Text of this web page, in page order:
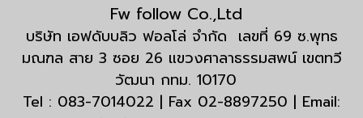
Fw follow Co.,Ltd
บริษัท เอฟดับบลิว ฟอลโล่ จำกัด เลขที่ 69 ซ.พุทธ
มณฑล สาย 3 ซอย 26 แขวงศาลาธรรมสพน์ เขตทวี
วัฒนา กทม. 10170
Tel : 083-7014022 | Fax 02-8897250 | Email: